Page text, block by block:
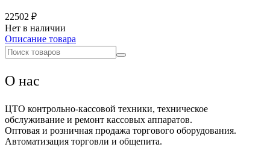
22502 ₽
Нет в наличии
Описание товара
О нас
ЦТО контрольно-кассовой техники, техническое
обслуживание и ремонт кассовых аппаратов.
Оптовая и розничная продажа торгового оборудования.
Автоматизация торговли и общепита.